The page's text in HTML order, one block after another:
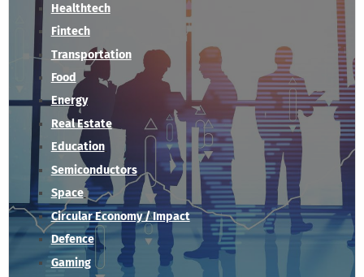
Healthtech
Fintech
Transportation
Food
Energy
Real Estate
Education
Semiconductors
Space
Circular Economy / Impact
Defence
Gaming